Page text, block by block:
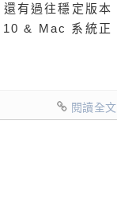
有過往穩定版本
10 & Mac 系統正
閱讀全文